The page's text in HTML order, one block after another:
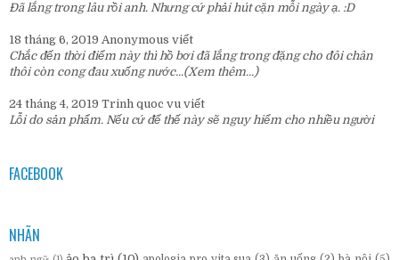
Đã lắng trong lâu rồi anh. Nhưng cứ phải hút cặn mỗi ngày ạ. :D
18 tháng 6, 2019 Anonymous viết
Chắc đến thời điểm này thì hồ bơi đã lắng trong đặng cho đôi chân
thôi còn cong đau xuống nước...(Xem thêm...)
24 tháng 4, 2019 Trinh quoc vu viết
Lỗi do sản phẩm. Nếu cứ để thế này sẽ nguy hiểm cho nhiều người
FACEBOOK
NHÃN